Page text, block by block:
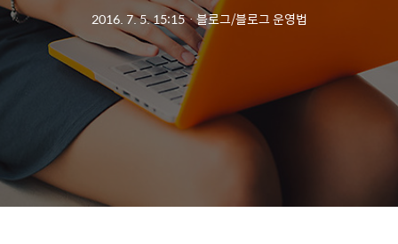
2016. 7. 5. 15:15ㆍ블로그/블로그 운영법